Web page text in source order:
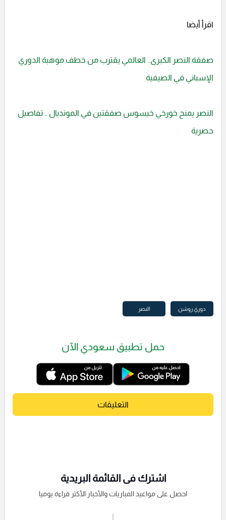
اقرأ أيضا
صفقة النصر الكبرى.. العالمي يقترب من خطف موهبة الدوري
الإسباني في الصيفية
النصر يمنح خورخي خيسوس صفقتين في المونديال .. تفاصيل
حصرية
دوري روشن النصر
حمل تطبيق سعودي الآن
التعليقات
اشترك فى القائمة البريدية
احصل على مواعيد المباريات والأخبار الأكثر قراءة يوميا